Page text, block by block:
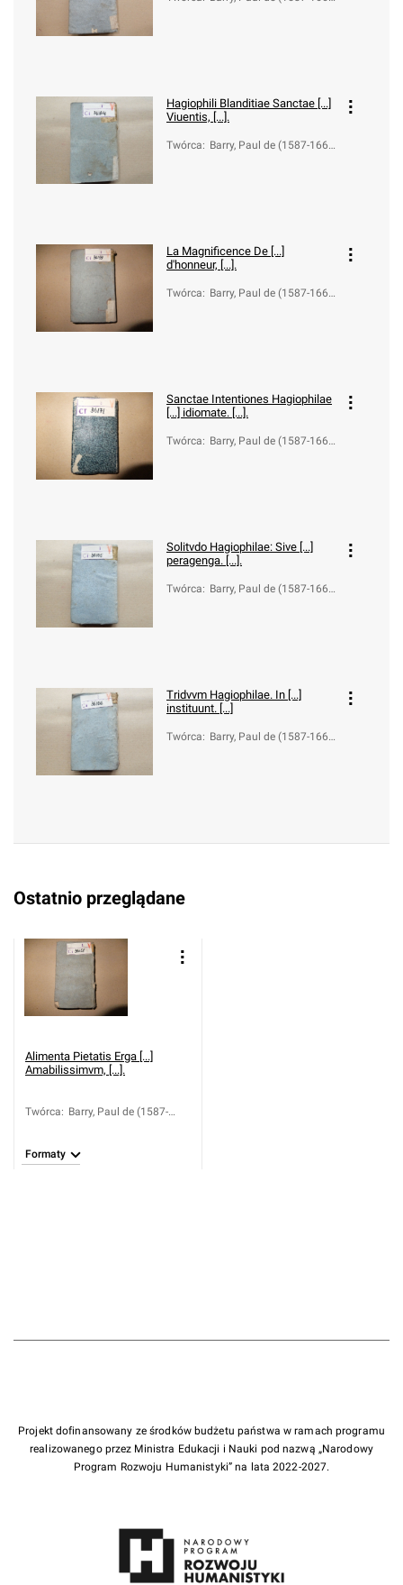
Hagiophili Blanditiae Sanctae [...]
Viuentis, [...].
Twórca: Barry, Paul de (1587-166
La Magnificence De [...]
d'honneur, [...].
Twórca: Barry, Paul de (1587-166
Sanctae Intentiones Hagiophilae
[...] idiomate. [...].
Twórca: Barry, Paul de (1587-166
Solitvdo Hagiophilae: Sive [...]
peragenga. [...].
Twórca: Barry, Paul de (1587-166
Tridvvm Hagiophilae. In [...]
instituunt. [...]
Twórca: Barry, Paul de (1587-166
Ostatnio przeglądane
Alimenta Pietatis Erga [...]
Amabilissimvm, [...].
Twórca: Barry, Paul de (1587-
Formaty
Projekt dofinansowany ze środków budżetu państwa w ramach programu
realizowanego przez Ministra Edukacji i Nauki pod nazwą „Narodowy
Program Rozwoju Humanistyki” na lata 2022-2027.